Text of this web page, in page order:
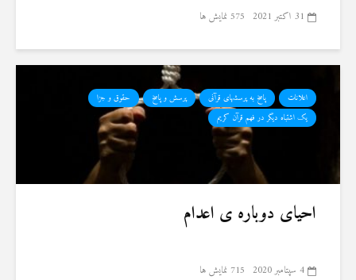
31 اکتبر 2021 575 نمایش ها
اعلانات پاسخ به پرسشهای قرآنی پرسش و پاسخ
حقوق و جزا
یک اشتباه دیگر در فهم قرآن کریم
احیای دوباره ی اعدام
4 سپتامبر 2020 715 نمایش ها